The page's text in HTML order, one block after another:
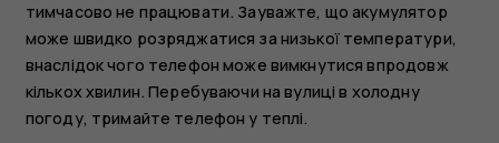
тимчасово не працювати. Зауважте, що акумулятор
може швидко розряджатися за низької температури,
внаслідок чого телефон може вимкнутися впродовж
кількох хвилин. Перебуваючи на вулиці в холодну
погоду, тримайте телефон у теплі.